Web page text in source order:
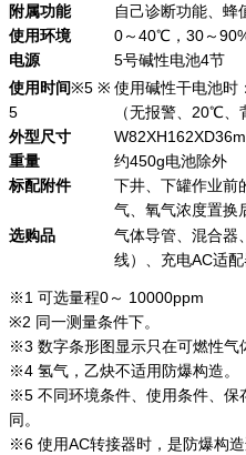
附属功能
自己诊断功能、蜂
使用环境
0～40℃，30～
电源
5号碱性电池4节
使用时间※5 ※
5
使用碱性干电池时
（无报警、20℃、
外型尺寸
重量
约450g电池除外
标配附件
下井、下罐作业前
气、氧气浓度置换
选购品
气体导管、混合器
线）、充电AC适
※1 可选量程0～ 10000ppm
※2 同一测量条件下。
※3 数字条形图显示只在可燃性气
※4 氢气，乙炔不适用防爆构造。
※5 不同环境条件、使用条件、保
同。
※6 使用AC转接器时，是防爆构造